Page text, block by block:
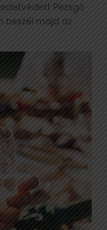
Pezsgő
beszél majd az